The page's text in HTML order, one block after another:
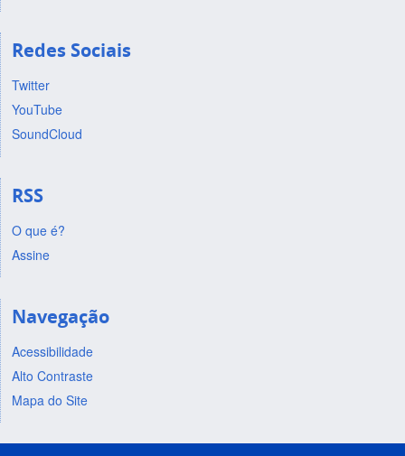
Redes Sociais
Twitter
YouTube
SoundCloud
RSS
O que é?
Assine
Navegação
Acessibilidade
Alto Contraste
Mapa do Site